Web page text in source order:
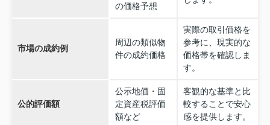
の価格予想
市場の成約例
周辺の類似物
件の成約価格
実際の取引価格を
参考に、現実的な
価格帯を確認しま
す。
公的評価額
公示地価・固
定資産税評価
額など
客観的な基準と比
較することで安心
感を提供します。